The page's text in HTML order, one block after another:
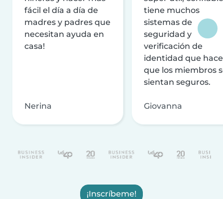
fácil el día a día de
madres y padres que
necesitan ayuda en
casa!
Nerina
tiene muchos
sistemas de
seguridad y
verificación de
identidad que
que los miembros
sientan seguros.
Giovanna
¡Inscríbeme!